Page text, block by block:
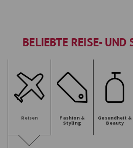
BELIEBTE REISE- UND
Reisen Fashion &
Styling
Gesundheit &
Beauty